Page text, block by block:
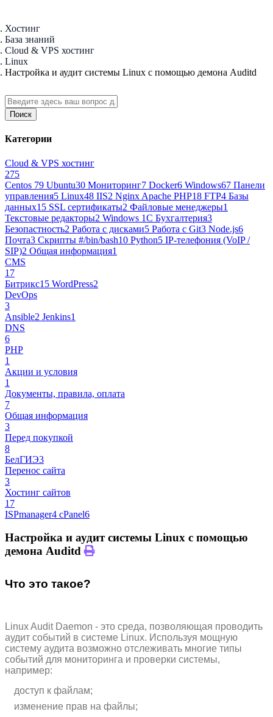
Хостинг
База знаний
Cloud & VPS хостинг
Linux
Настройка и аудит системы Linux с помощью демона Auditd
Поиск
Категории
Cloud & VPS хостинг
275
Centos 79 Ubuntu30 Мониторинг7 Docker6 Windows67 Панели
управления5 Linux48 IIS2 Nginx Apache PHP18 FTP4 Базы
данных15 SSL сертификаты2 Файловые менеджеры1
Текстовые редакторы2 Windows 1С Бухгалтерия3
Безопастность2 Работа с дисками5 Работа с Git3 Node.js6
Почта3 Cкрипты #/bin/bash10 Python5 IP-телефония (VoIP /
SIP)2 Общая информация1
CMS
17
Битрикс15 WordPress2
DevOps
3
Ansible2 Jenkins1
DNS
6
PHP
1
Акции и условия
1
Документы, правила, оплата
7
Общая информация
3
Перед покупкой
8
БелГИЭ3
Перенос сайта
3
Хостинг сайтов
17
ISPmanager4 cPanel6
Настройка и аудит системы Linux с помощью
демона Auditd
Что это такое?
Linux Audit Daemon - это среда, позволяющая проводить
аудит событий в системе Linux. Используя мощную
систему аудита возможно отслеживать многие типы
событий для мониторинга и проверки системы,
например:
доступ к файлам;
изменение прав на файлы;